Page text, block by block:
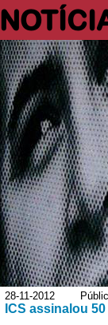
28-11-2012
ICS assinalou